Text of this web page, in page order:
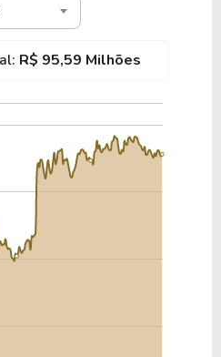
R$ 95,59 Milhões